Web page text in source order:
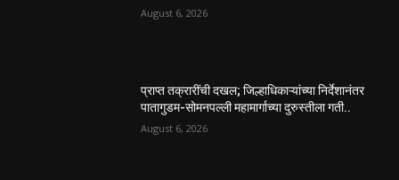
August 6, 2026
प्राप्त तक्रारींची दखल; जिल्हाधिकाऱ्यांच्या निर्देशानंतर
पातागुडम-सोमनपल्ली महामार्गाच्या दुरुस्तीला गती..
August 6, 2026